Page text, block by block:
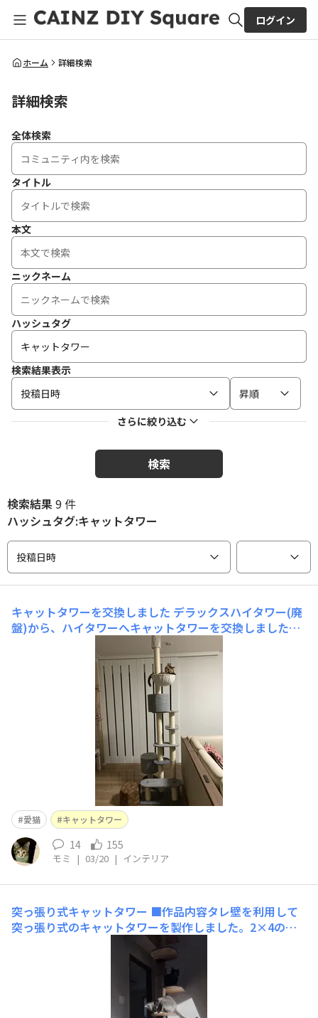
全体検索
ログイン
ホーム 詳細検索
詳細検索
全体検索
タイトル
本文
ニックネーム
ハッシュタグ
検索結果表示
投稿日時
昇順
さらに絞り込む
検索
検索結果9 件
ハッシュタグ:キャットタワー
投稿日時
キャットタワーを交換しました デラックスハイタワー(廃
盤)から、ハイタワーへキャットタワーを交換しました。
(自己責任ですが、以前の部品を一部再利用)作業中もウロ
ウロして、出来た途端にすぐチェックをしています。😼2
頭OKなキャットタワーから1頭用になり、サイズがコンパ
クトになったのでスペース的には良かったのです。愛猫は
愛猫 キャットタワー
14 155
モミ | 03/20 | インテリア
突っ張り式キャットタワー ■作品内容タレ壁を利用して
突っ張り式のキャットタワーを製作しました。2×4の木
材とアジャスターを使用しています ■作品のこだわりポ
イント突っ張り式で小面積で設置できるので、圧迫感がな
くスタイリッシュに見えます。下の方は麻紐を巻いたので
木登りのように登ってくれます！爪研ぎとしても使ってく